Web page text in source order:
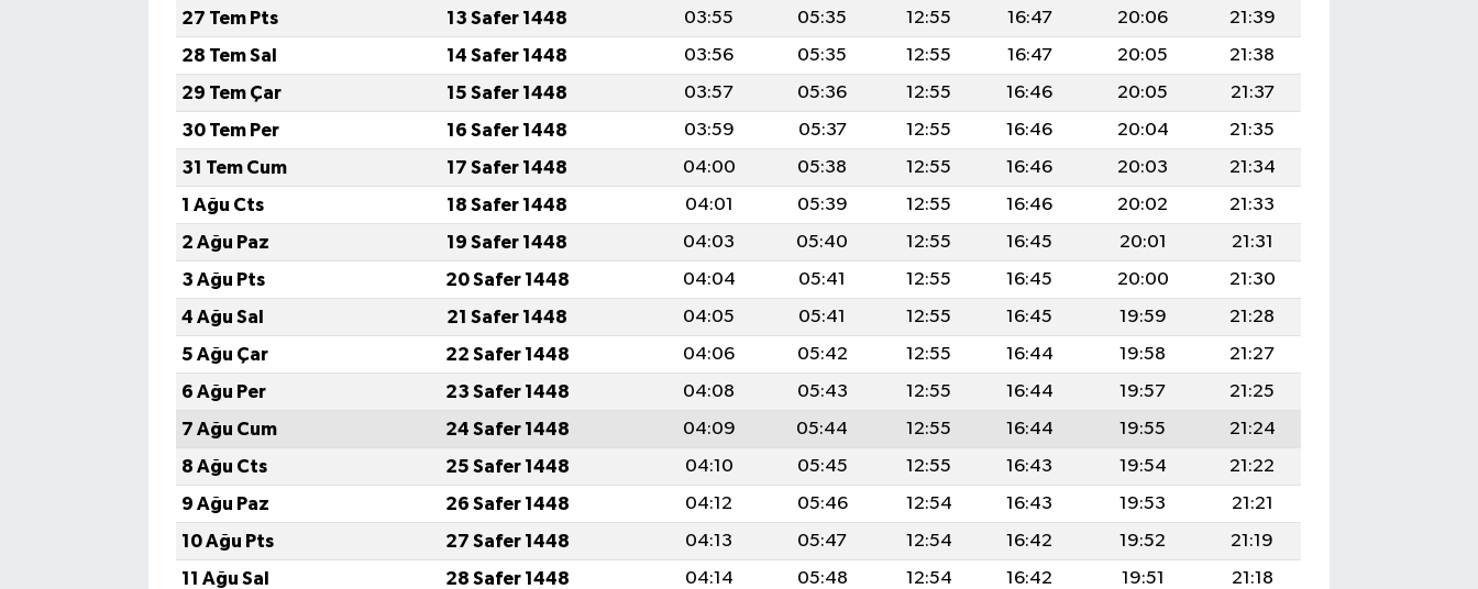
27 Tem Pts
13 Safer 1448 03:55 05:35 12:55 16:47 20:06
21:39
28 Tem Sal
14 Safer 1448 03:56 05:35 12:55 16:47 20:05
21:38
29 Tem Çar
15 Safer 1448 03:57 05:36 12:55 16:46 20:05
21:37
30 Tem Per
16 Safer 1448 03:59 05:37 12:55 16:46 20:04
21:35
31 Tem Cum
17 Safer 1448 04:00 05:38 12:55 16:46 20:03
21:34
1 Ağu Cts
18 Safer 1448 04:01 05:39 12:55 16:46 20:02
21:33
2 Ağu Paz
19 Safer 1448 04:03 05:40 12:55 16:45 20:01
21:31
3 Ağu Pts
20 Safer 1448 04:04 05:41 12:55 16:45 20:00
21:30
4 Ağu Sal
21 Safer 1448 04:05 05:41 12:55 16:45 19:59
21:28
5 Ağu Çar
22 Safer 1448 04:06 05:42 12:55 16:44 19:58
21:27
6 Ağu Per
23 Safer 1448 04:08 05:43 12:55 16:44 19:57
21:25
7 Ağu Cum
24 Safer 1448 04:09 05:44 12:55 16:44 19:55
21:24
8 Ağu Cts
25 Safer 1448 04:10 05:45 12:55 16:43 19:54
21:22
9 Ağu Paz
26 Safer 1448 04:12 05:46 12:54 16:43 19:53
21:21
10 Ağu Pts
27 Safer 1448 04:13 05:47 12:54 16:42 19:52
21:19
11 Ağu Sal
28 Safer 1448 04:14 05:48 12:54 16:42 19:51
21:18